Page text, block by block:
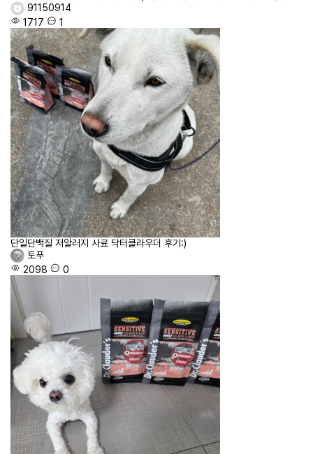
91150914
1717
1
단일단백질 저알러지 사료 닥터클라우더 후기:)
토푸
2098
0